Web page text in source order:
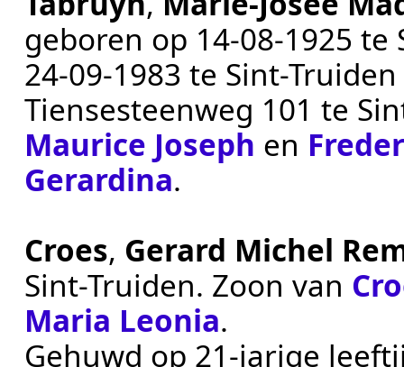
geboren op 14‑08‑1925 te
24‑09‑1983 te Sint-Truiden
Tiensesteenweg 101 te
Maurice Joseph en
Gerardina.
Croes, Gerard Michel
Sint-Truiden. Zoon van
Maria Leonia.
Gehuwd op 21-jarige